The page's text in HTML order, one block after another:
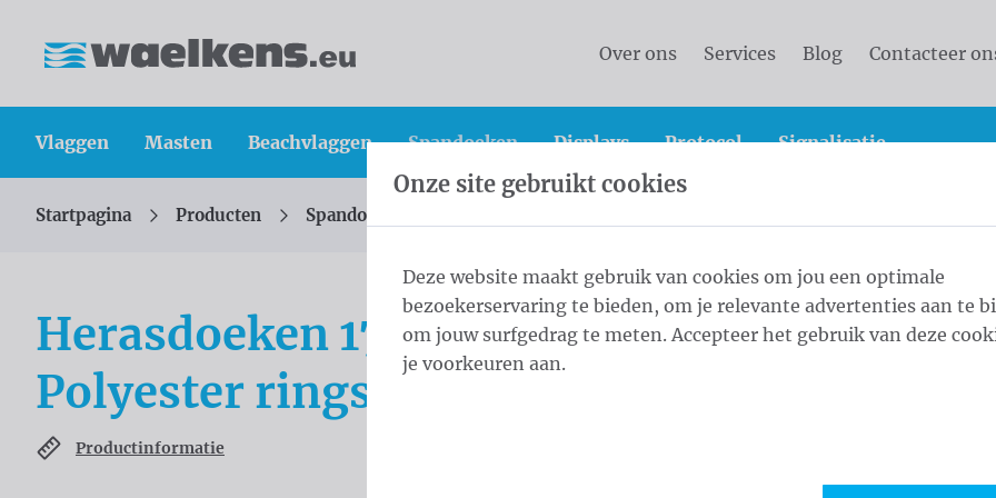
Over ons Services Blog Contacteer
Vlaggen Masten Beachvlaggen Spandoeken Displays Protocol Signalisatie
U bevindt zich hier:
Startpagina Producten Spandoeken
Herasdoeken 175x335 cm Tricoflag
Polyester rings every 50cm
Productinformatie
1
Onze site gebruikt cookies
Deze website maakt gebruik van cookies om jou een optimale
bezoekerservaring te bieden, om je relevante advertenties aan te
om jouw surfgedrag te meten. Accepteer het gebruik van deze
je voorkeuren aan.